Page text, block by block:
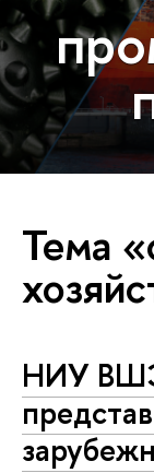
Тема
НИУ